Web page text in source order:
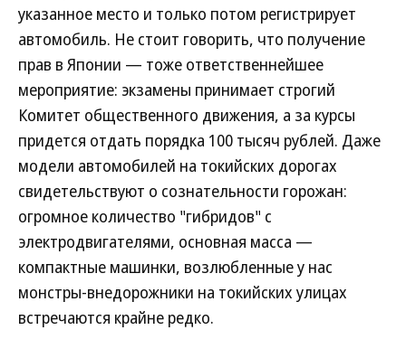
указанное место и только потом регистрирует
автомобиль. Не стоит говорить, что получение
прав в Японии — тоже ответственнейшее
мероприятие: экзамены принимает строгий
Комитет общественного движения, а за курсы
придется отдать порядка 100 тысяч рублей. Даже
модели автомобилей на токийских дорогах
свидетельствуют о сознательности горожан:
огромное количество "гибридов" с
электродвигателями, основная масса —
компактные машинки, возлюбленные у нас
монстры-внедорожники на токийских улицах
встречаются крайне редко.